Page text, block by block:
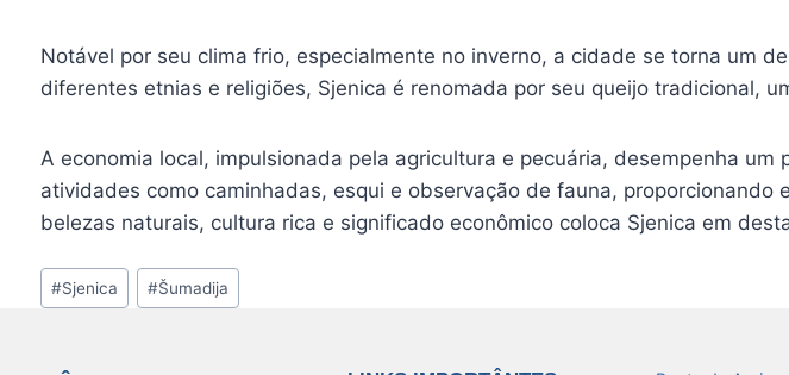
Notável por seu clima frio, especialmente no inverno, a cidade se torna um
diferentes etnias e religiões, Sjenica é renomada por seu queijo tradicional,
A economia local, impulsionada pela agricultura e pecuária, desempenha
atividades como caminhadas, esqui e observação de fauna,
belezas naturais, cultura rica e significado econômico coloca Sjenica em
Tags
do
#Sjenica #Šumadija